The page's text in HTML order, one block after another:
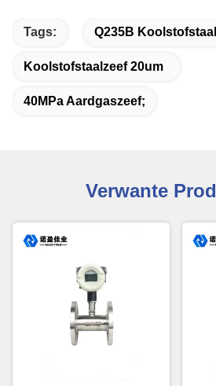
Tags: Q235B
Koolstofstaalzeef 20um
40MPa Aardgaszeef;
Verwante